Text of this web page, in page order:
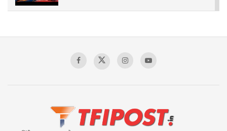
00:02:53
The Indian Air Force Mission That Broke